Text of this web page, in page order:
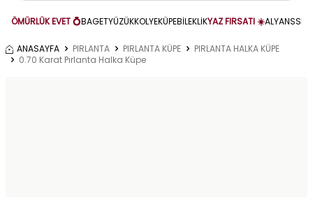
ÖMÜRLÜK EVET 💍BAGETYÜZÜKKOLYEKÜPEBİLEKLİKYAZ FIRSATI ☀️ALYANS
ANASAYFA PIRLANTA PIRLANTA KÜPE
PIRLANTA HALKA KÜPE
0.70 Karat Pırlanta Halka Küpe